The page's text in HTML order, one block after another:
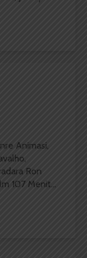
Animasi,
Ron
107 Menit...